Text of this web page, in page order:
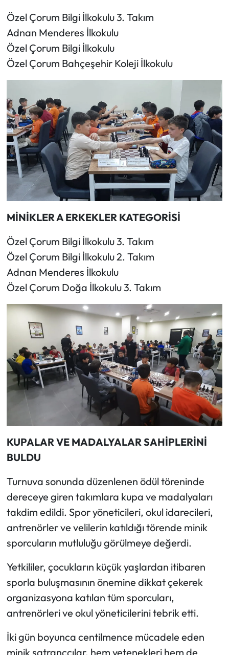
Özel Çorum Bilgi İlkokulu 3. Takım
Adnan Menderes İlkokulu
Özel Çorum Bilgi İlkokulu
Özel Çorum Bahçeşehir Koleji İlkokulu
MİNİKLER A ERKEKLER KATEGORİSİ
Özel Çorum Bilgi İlkokulu 3. Takım
Özel Çorum Bilgi İlkokulu 2. Takım
Adnan Menderes İlkokulu
Özel Çorum Doğa İlkokulu 3. Takım
KUPALAR VE MADALYALAR SAHİPLERİNİ
BULDU
Turnuva sonunda düzenlenen ödül töreninde
dereceye giren takımlara kupa ve madalyaları
takdim edildi. Spor yöneticileri, okul idarecileri,
antrenörler ve velilerin katıldığı törende minik
sporcuların mutluluğu görülmeye değerdi.
Yetkililer, çocukların küçük yaşlardan itibaren
sporla buluşmasının önemine dikkat çekerek
organizasyona katılan tüm sporcuları,
antrenörleri ve okul yöneticilerini tebrik etti.
İki gün boyunca centilmence mücadele eden
minik satranççılar, hem yetenekleri hem de